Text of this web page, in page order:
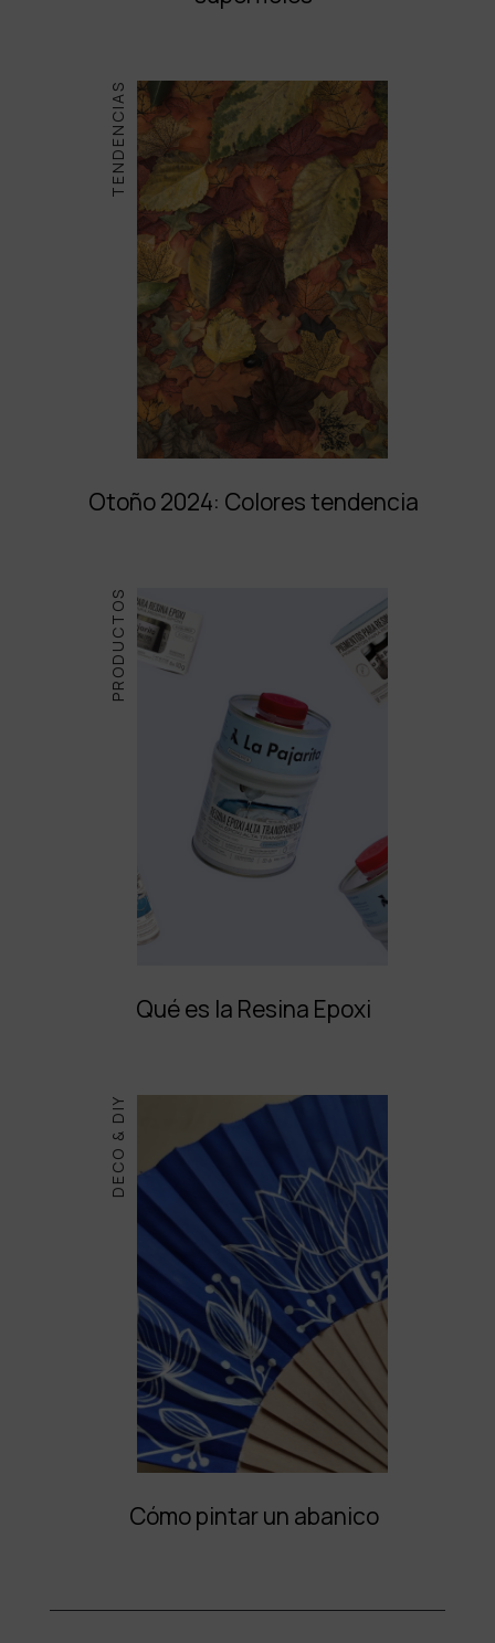
TENDENCIAS
Otoño 2024: Colores tendencia
PRODUCTOS
Qué es la Resina Epoxi
DECO & DIY
Cómo pintar un abanico